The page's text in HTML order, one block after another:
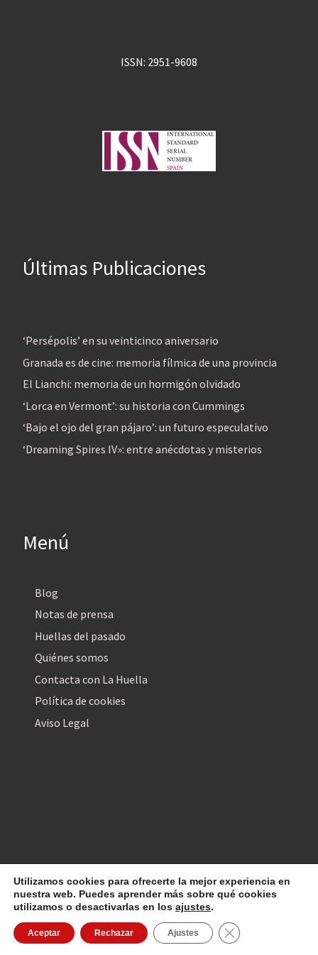
ISSN: 2951-9608
Últimas Publicaciones
‘Persépolis’ en su veinticinco aniversario
Granada es de cine: memoria fílmica de una provincia
El Lianchi: memoria de un hormigón olvidado
‘Lorca en Vermont’: su historia con Cummings
‘Bajo el ojo del gran pájaro’: un futuro especulativo
‘Dreaming Spires IV»: entre anécdotas y misterios
Menú
Blog
Notas de prensa
Huellas del pasado
Quiénes somos
Contacta con La Huella
Política de cookies
Aviso Legal
© 2026La Huella Digital– Todos los derechos reservados
Utilizamos cookies para ofrecerte la mejor experiencia en
nuestra web. Puedes aprender más sobre qué cookies
utilizamos o desactivarlas en los ajustes.
Aceptar Rechazar Ajustes Cerrar el banner